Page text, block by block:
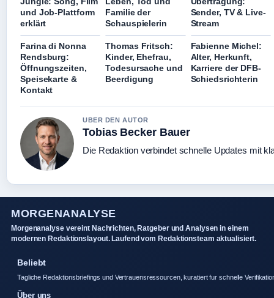
und Job-Plattform
erklärt
Familie der
Schauspielerin
Sender, TV & Live-
Stream
Farina di Nonna
Rendsburg:
Öffnungszeiten,
Speisekarte &
Kontakt
Thomas Fritsch:
Kinder, Ehefrau,
Todesursache und
Beerdigung
Fabienne Michel:
Alter, Herkunft,
Karriere der DFB-
Schiedsrichterin
UBER DEN AUTOR
Tobias Becker Bauer
Die Redaktion verbindet schnelle Updates mit
MORGENANALYSE
Morgenanalyse vereint Nachrichten, Ratgeber und Analysen in einem
modernen Redaktionslayout. Laufend vom Redaktionsteam aktualisiert.
Beliebt
Tagliche Redaktionsbriefings und Vertrauensressourcen, kuratiert fur schnelle
Über uns